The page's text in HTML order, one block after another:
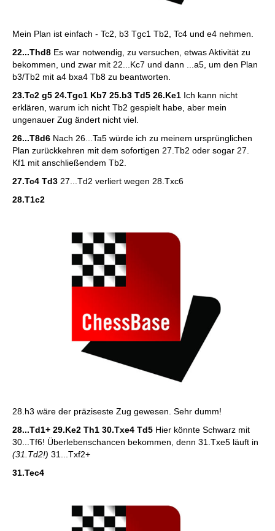
Mein Plan ist einfach - Tc2, b3 Tgc1 Tb2, Tc4 und e4 nehmen.
22...Thd8 Es war notwendig, zu versuchen, etwas Aktivität zu
bekommen, und zwar mit 22...Kc7 und dann ...a5, um den Plan
b3/Tb2 mit a4 bxa4 Tb8 zu beantworten.
23.Tc2 g5 24.Tgc1 Kb7 25.b3 Td5 26.Ke1 Ich kann nicht
erklären, warum ich nicht Tb2 gespielt habe, aber mein
ungenauer Zug ändert nicht viel.
26...T8d6 Nach 26...Ta5 würde ich zu meinem ursprünglichen
Plan zurückkehren mit dem sofortigen 27.Tb2 oder sogar 27.
Kf1 mit anschließendem Tb2.
27.Tc4 Td3 27...Td2 verliert wegen 28.Txc6
28.T1c2
28.h3 wäre der präziseste Zug gewesen. Sehr dumm!
28...Td1+ 29.Ke2 Th1 30.Txe4 Td5 Hier könnte Schwarz mit
30...Tf6! Überlebenschancen bekommen, denn 31.Txe5 läuft in
(31.Td2!) 31...Txf2+
31.Tec4